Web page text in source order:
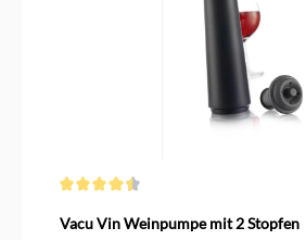
Vacu Vin Weinpumpe mit 2 Stopfen